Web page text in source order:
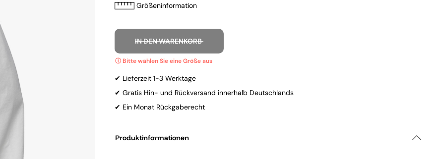
Größeninformation
IN DEN WARENKORB
✔ Lieferzeit 1-3 Werktage
✔ Gratis Hin- und Rückversand innerhalb Deutschlands
✔ Ein Monat Rückgaberecht
Produktinformationen